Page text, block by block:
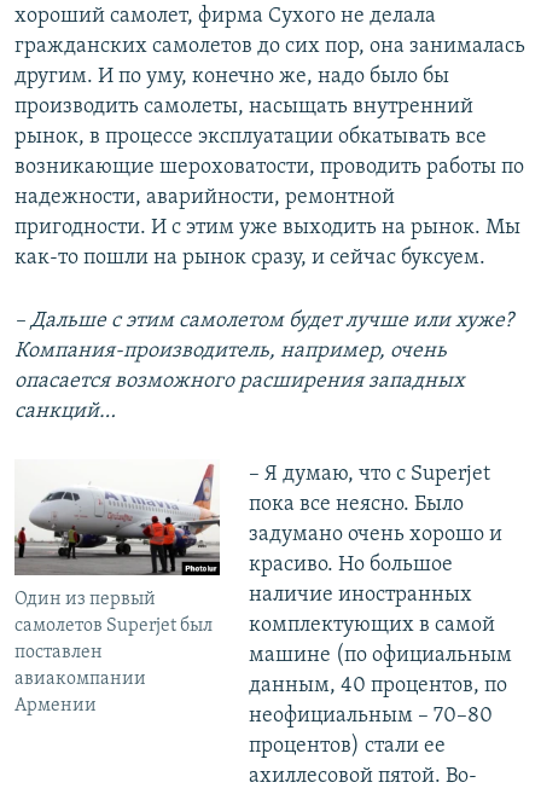
хороший самолет, фирма Сухого не делала
гражданских самолетов до сих пор, она занималась
другим. И по уму, конечно же, надо было бы
производить самолеты, насыщать внутренний
рынок, в процессе эксплуатации обкатывать все
возникающие шероховатости, проводить работы по
надежности, аварийности, ремонтной
пригодности. И с этим уже выходить на рынок. Мы
как-то пошли на рынок сразу, и сейчас буксуем.
– Дальше с этим самолетом будет лучше или хуже?
Компания-производитель, например, очень
опасается возможного расширения западных
санкций…
Один из первый
самолетов Superjet был
поставлен
авиакомпании
Армении
– Я думаю, что с Superjet
пока все неясно. Было
задумано очень хорошо и
красиво. Но большое
наличие иностранных
комплектующих в самой
машине (по официальным
данным, 40 процентов, по
неофициальным – 70–80
процентов) стали ее
ахиллесовой пятой. Во-